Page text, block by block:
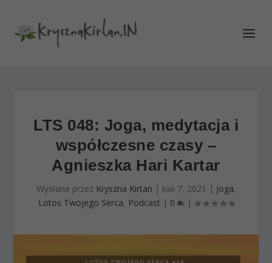
LTS 048: Joga, medytacja i
współczesne czasy –
Agnieszka Hari Kartar
Wysłane przez Kryszna Kirtan | kwi 7, 2021 | Joga,
Lotos Twojego Serca, Podcast | 0 |